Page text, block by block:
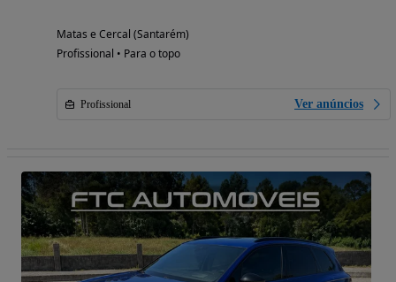
Matas e Cercal (Santarém)
Profissional • Para o topo
Profissional Ver anúncios